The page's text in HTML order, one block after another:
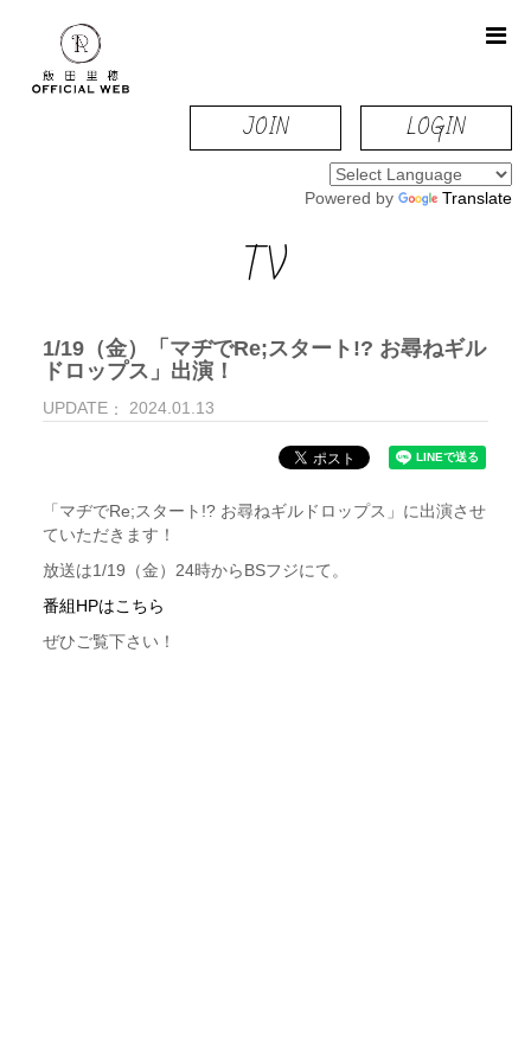
JOIN LOGIN
Powered by Translate
TV
1/19（金）「マヂでRe;スタート!? お尋ねギル
ドロップス」出演！
UPDATE 2024.01.13
「マヂでRe;スタート!? お尋ねギルドロップス」に出演させ
ていただきます！
放送は1/19（金）24時からBSフジにて。
番組HPはこちら
ぜひご覧下さい！